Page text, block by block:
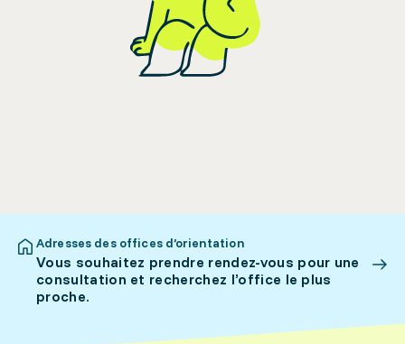
Adresses des offices d’orientation
Vous souhaitez prendre rendez-vous pour une
consultation et recherchez l’office le plus
proche.